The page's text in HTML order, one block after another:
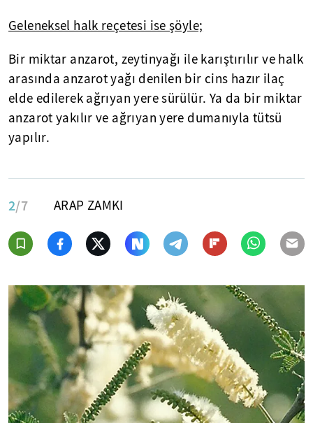
Geleneksel halk reçetesi ise şöyle;
Bir miktar anzarot, zeytinyağı ile karıştırılır ve halk
arasında anzarot yağı denilen bir cins hazır ilaç
elde edilerek ağrıyan yere sürülür. Ya da bir miktar
anzarot yakılır ve ağrıyan yere dumanıyla tütsü
yapılır.
2/7 ARAP ZAMKI